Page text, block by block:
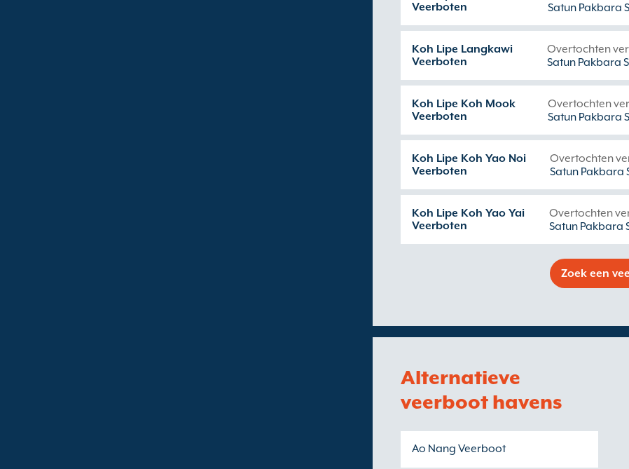
Veerboten
Satun Pakbara
Koh Lipe Langkawi
Veerboten
Overtochten
Satun Pakbara
Koh Lipe Koh Mook
Veerboten
Overtochten
Satun Pakbara
Koh Lipe Koh Yao Noi
Veerboten
Overtochten
Satun Pakbara
Koh Lipe Koh Yao Yai
Veerboten
Overtochten
Satun Pakbara
Zoek een
Alternatieve
veerboot havens
Ao Nang Veerboot